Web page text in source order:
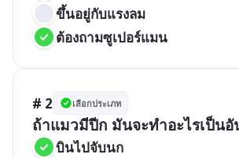
ขึ้นอยู่กับแรงลม
ต้องถามซูเปอร์แมน
# 2 เลือกประเภท
ถ้าแมวมีปีก มันจะทำอะไรเป็นอั
บินไปจับนก